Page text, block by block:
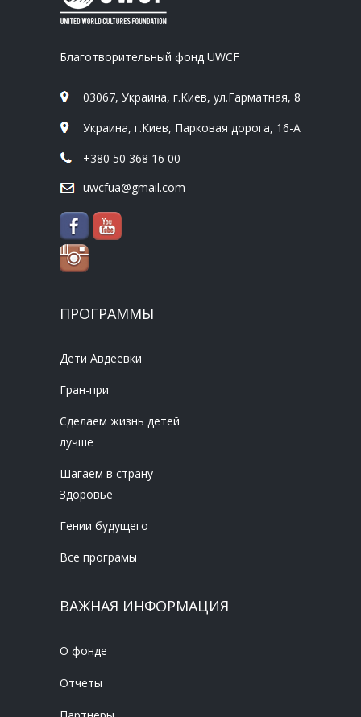
Благотворительный фонд UWCF
03067, Украина, г.Киев, ул.Гарматная, 8
Украина, г.Киев, Парковая дорога, 16-А
+380 50 368 16 00
uwcfua@gmail.com
ПРОГРАММЫ
Дети Авдеевки
Гран-при
Сделаем жизнь детей
лучше
Шагаем в страну
Здоровье
Гении будущего
Все програмы
ВАЖНАЯ ИНФОРМАЦИЯ
О фонде
Отчеты